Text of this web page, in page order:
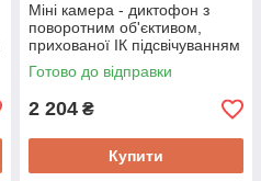
Міні камера - диктофон з
поворотним об'єктивом,
прихованої ІК підсвічуванням
940нм SAVETEK V380 FullHD
1080P
Готово до відправки
2 204 ₴
Купити